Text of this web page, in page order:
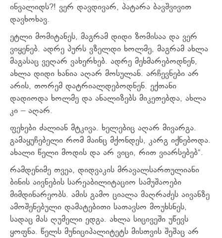
ინვალიდს?! ვერ დავდივარ, პატარა ბავშვივით
დავხოხავ.
ეტლი მომიტანეს, მაგრამ დიდი ზომისაა და ვერ
ვიყენებ. ადრე პურს ვზელდი ხოლმე, მაგრამ ახლა
მაგასაც ვეღარ ვახერხებ. ადრე მეხმარებოდნენ,
ახლა დიდი ხანია აღარ მოსულან. არჩევნები არ
არის, თორემ დატრიალდებოდნენ. ექთანი
დადიოდა ხოლმე და ანალიზებს მიკეთებდა, ახლა
კი – აღარ.
ფეხები ძალიან მტკივა. ხელებიც აღარ მივარგა.
გამაყუჩებელი რომ მაინც მქონდეს, კარგ იქნებოდა.
ახალი წელი მოდის და არ ვიცი, რით ვიარსებებ“.
რამდენიმე თვეა, დიდვაკის მრავალსართულიანი
ბინის აივნების სარეაბილიტაციო სამუშაოები
მიმდინარეობს. ამის გამო ციალა მაღრაძეს აივანზე
ამოშენებული დამატებითი სათავსო მოუხსნეს,
სადაც მას ღუმელი ედგა. ახლა სიცივეში უწევს
ყოფნა. წელს მუნიციპალიტეტს მისთვის შეშაც არ